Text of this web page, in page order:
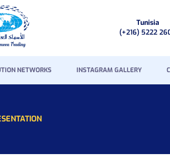
Tunisia
(+216) 5222
NETWORKS INSTAGRAM GALLERY